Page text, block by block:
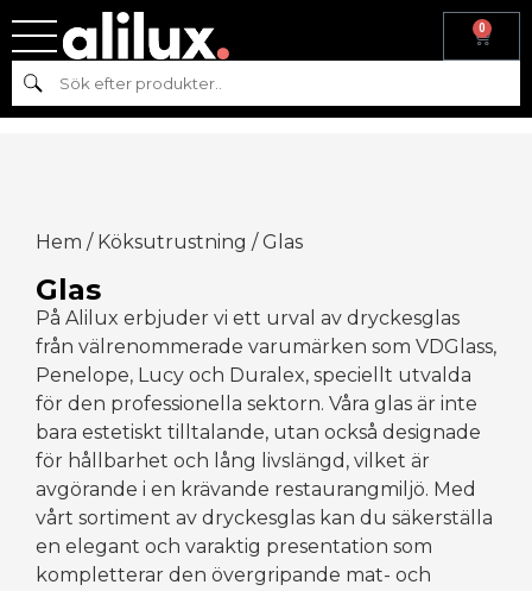
0
Sök
Hem / Köksutrustning / Glas
Glas
På Alilux erbjuder vi ett urval av dryckesglas
från välrenommerade varumärken som VDGlass,
Penelope, Lucy och Duralex, speciellt utvalda
för den professionella sektorn. Våra glas är inte
bara estetiskt tilltalande, utan också designade
för hållbarhet och lång livslängd, vilket är
avgörande i en krävande restaurangmiljö. Med
vårt sortiment av dryckesglas kan du säkerställa
en elegant och varaktig presentation som
kompletterar den övergripande mat- och